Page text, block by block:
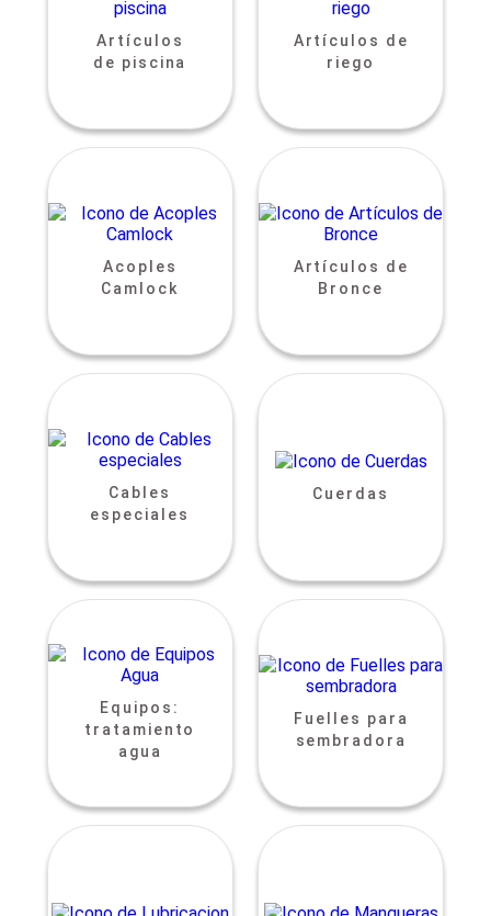
Artículos
de piscina
Artículos de
riego
Acoples
Camlock
Artículos de
Bronce
Cables
especiales
Cuerdas
Equipos:
tratamiento
agua
Fuelles para
sembradora